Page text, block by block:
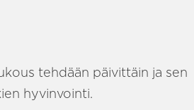
tehdään päivittäin ja sen
hyvinvointi.